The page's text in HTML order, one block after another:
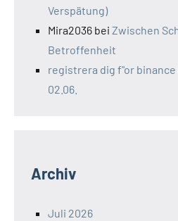
Verspätung)
Mira2036 bei Zwischen
Betroffenheit
registrera dig f"or binance
02.06.
Archiv
Juli 2026